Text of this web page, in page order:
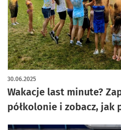
Wakacje last minute?
półkolonie i zobacz, jak
30.06.2025